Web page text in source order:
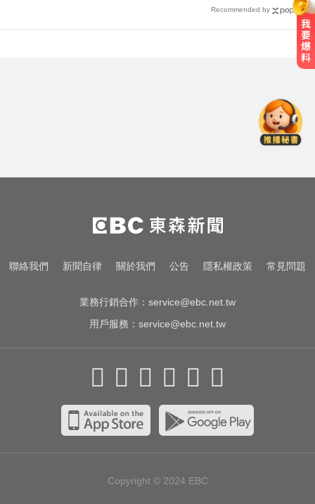
Recommended by
秋季登場
白海豚來襲又有「颱風整備假」？
蔣：六日恐有豪雨
加拿大2飛機空中相撞！ 1人墜池塘
聯絡我們 新聞自律 關於我們 公告 隱私權政策 常見問題
業務行銷合作： service@ebc.net.tw
用戶服務： service@ebc.net.tw
Copyright © 2024 EBC